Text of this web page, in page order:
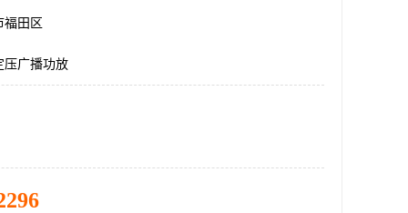
福田区
压广播功放